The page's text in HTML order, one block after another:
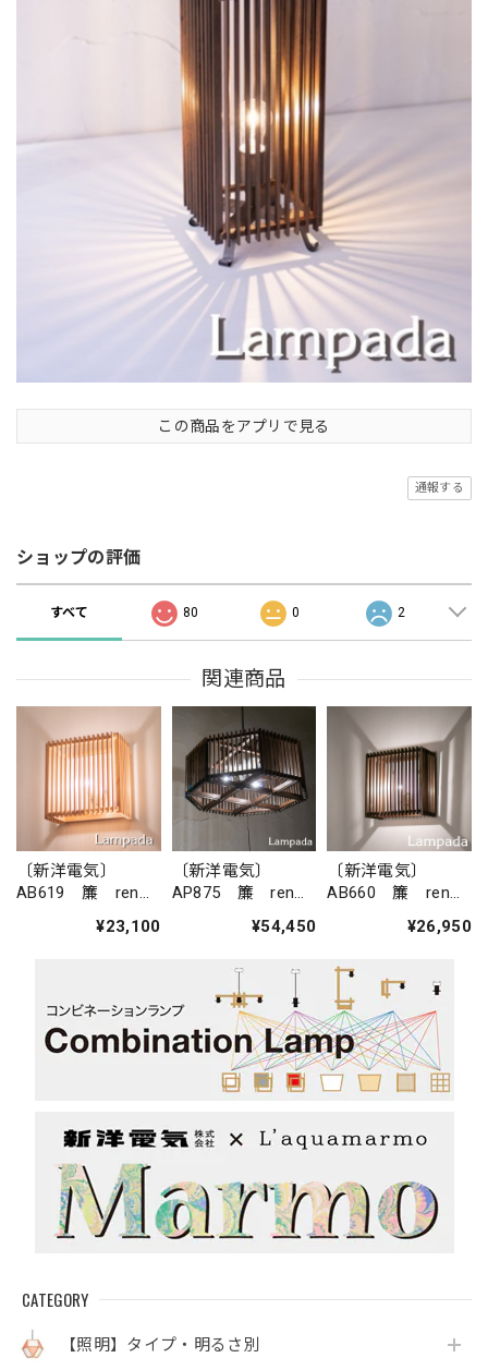
CATEGORY
【照明】タイプ・明るさ別
この商品をアプリで見る
通報する
ショップの評価
すべて 80 0 2
関連商品
〔新洋電気〕
AB619 簾 ren
（ウォールラン¥23,100
〔新洋電気〕
AP875 簾 ren
¥54,450
〔新洋電気〕
AB660 簾 ren
（ウォールラン
プ）
¥26,950